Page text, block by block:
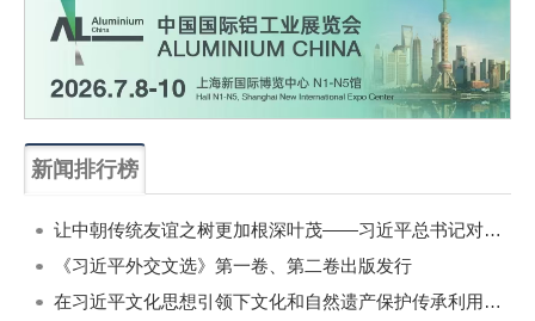
新闻排行榜
让中朝传统友谊之树更加根深叶茂——习近平总书记对朝鲜进行国事访问纪实
《习近平外交文选》第一卷、第二卷出版发行
在习近平文化思想引领下文化和自然遗产保护传承利用工作开创新局面